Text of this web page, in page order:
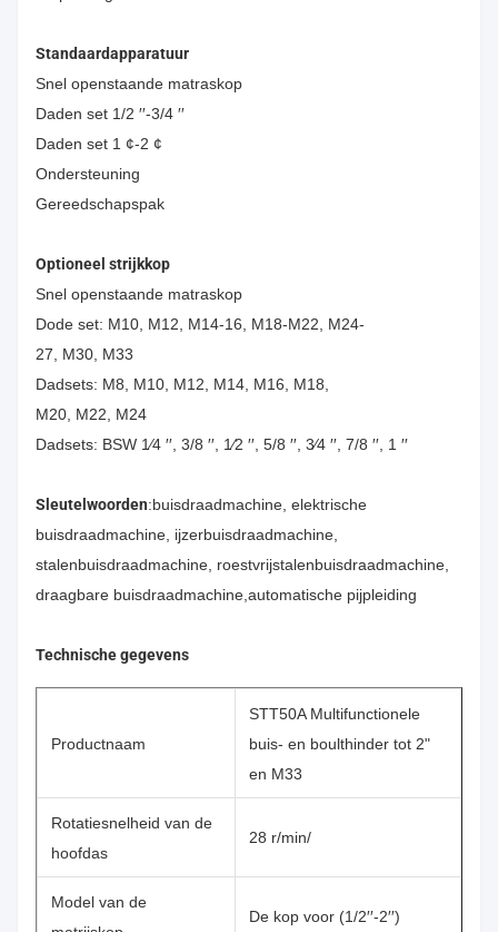
Standaardapparatuur
Snel openstaande matraskop
Daden set 1/2 ′′-3/4 ′′
Daden set 1 ¢-2 ¢
Ondersteuning
Gereedschapspak
Optioneel strijkkop
Snel openstaande matraskop
Dode set: M10, M12, M14-16, M18-M22, M24-
27, M30, M33
Dadsets: M8, M10, M12, M14, M16, M18,
M20, M22, M24
Dadsets: BSW 1⁄4 ′′, 3/8 ′′, 1⁄2 ′′, 5/8 ′′, 3⁄4 ′′, 7/8 ′′, 1 ′′
Sleutelwoorden:buisdraadmachine, elektrische
buisdraadmachine, ijzerbuisdraadmachine,
stalenbuisdraadmachine, roestvrijstalenbuisdraadmachine,
draagbare buisdraadmachine,automatische pijpleiding
Technische gegevens
Productnaam
STT50A Multifunctionele
buis- en boulthinder tot 2"
en M33
Rotatiesnelheid van de
hoofdas
28 r/min/
Model van de
De kop voor (1/2′′-2′′)